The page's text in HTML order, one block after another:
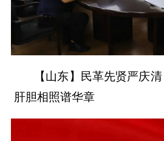
【山东】民革先贤严庆
肝胆相照谱华章